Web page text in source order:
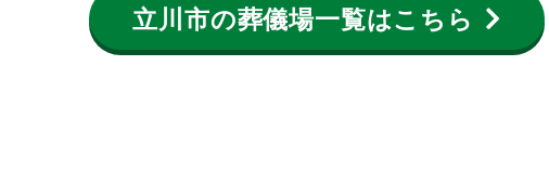
立川市の葬儀場一覧はこちら